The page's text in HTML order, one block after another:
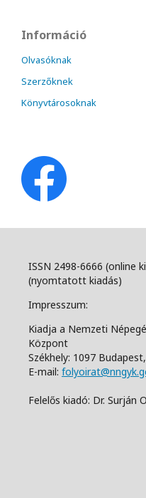
Információ
Olvasóknak
Szerzőknek
Könyvtárosoknak
ISSN 2498-6666 (online
(nyomtatott kiadás)
Impresszum:
Kiadja a Nemzeti
Központ
Székhely: 1097
E-mail:
Felelős kiadó: Dr. Surján